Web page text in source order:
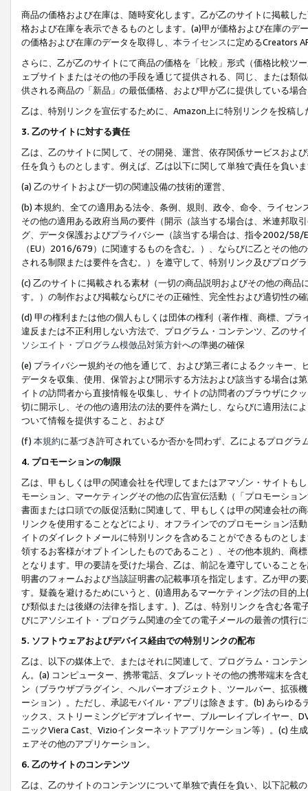
商品の価格および在庫は、随時変化します。乙が乙のサイトに掲載し
格および在庫を表示できるものとします。(a)甲が価格および在庫の
の価格および在庫のデータを取得し、 本ライセンスに定めるCreators
さらに、乙が乙のサイトにて商品の価格を「比較」形式（価格比較ツ
ェブサイトまたはその他の手段を通じて提供される、同じ、または類
供される商品の「新品」の最低価格、および甲が乙に提供している場
乙は、特別リンクを宣伝するために、Amazon上に特別リンクを投稿
3. 乙のサイトに対する責任
乙は、乙のサイトに関して、その開発、運営、依存関係サービスおよ
任を負うものとします。例えば、乙は以下に関して単独で責任を負い
(a) 乙のサイトおよび一切の関連設備の技術的運営、
(b) 本規約、全ての適用ある法令、条例、規則、政令、命令、ライセ
その他の適用ある政府当局の要件（開示（該当する場合は、米連邦取
グ、データ保護およびプライバシー（該当する場合は、指令2002/58/
（EU）2016/679）に関連するものを含む。）、ならびに乙とその他
される制限または要件を含む。）を遵守して、特別リンク及びプログ
(c) 乙のサイトに掲載される素材（一切の商品説明およびその他の商
す。）の制作および掲載ならびにその正確性、完全性および適切性の
(d) 甲の権利または他の個人もしくは団体の権利（著作権、商標、プ
違反または不正利用しない方法で、プログラム・コンテンツ、乙のサ
ソシエイト・プログラム模倣品対策方針への準拠の確保
(e) プライバシー規約その他を通じて、および第三者によるクッキー
データを収集、使用、保管および開示する方法および該当する場合は
イトの訪問者から直接情報を収集し、サイトの訪問者のブラウザにク
切に開示し、その他の適用法の法的要件を満たし、ならびに適用法に
ついて情報を提供すること、および
(f) 本規約に基づき許可されているか否かを問わず、乙によるプログ
4. プロモーションの制限
乙は、甲もしくは甲の関連会社を代理してまたはアマゾン・サイトも
モーション、マーケティングその他の広告宣伝活動（「プロモーショ
書面または口頭での販促活動に関連して、甲もしくは甲の関連会社の
リンクを使用することなどにより、オフラインでのプロモーション活
イトのダイレクトメールに特別リンクを含めることができるものとし
領するお客様がオプトインしたものであること）、その他本規約、商
となります。甲の要請を受けた場合、乙は、前記を遵守していること
明書のフォームおよび当該証明書の記載事項を指定します。乙が甲の
す。疑義を避けるためにいうと、(i)適用あるマーケティング法の目的
び類似または後継の法律を指します。)、乙は、特別リンクを含む各
びにアソシエイト・プログラム関連の全ての電子メールの最善の慣行
5. ソフトウェアおよびデバイス経由での特別リンクの配布
乙は、以下の媒体上で、またはそれに関連して、プログラム・コンテ
ん。(a) コンピューター、携帯電話、タブレットその他の携帯端末を
ン（ブラウザプラグイン、ヘルパーオブジェクト、ツールバー、拡張
ーション）。ただし、承認モバイル・アプリは除きます。(b) あらゆ
ックス、ストリーミングビデオプレイヤー、ブルーレイプレイヤー、
ニックViera Cast、Vizioインターネットアプリケーション等）。(c)
ェアその他のアプリケーション。
6. 乙のサイトのコンテンツ
乙は、乙のサイトのコンテンツについて単独で責任を負い、以下記載